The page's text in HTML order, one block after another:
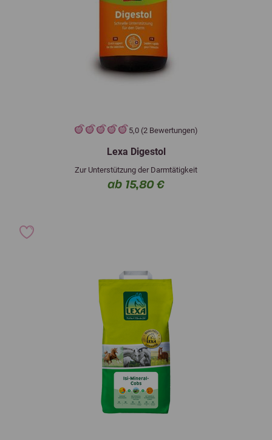
5,0 (2 Bewertungen)
Lexa Digestol
Zur Unterstützung der Darmtätigkeit
ab 15,80 €